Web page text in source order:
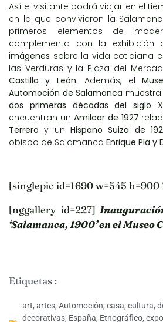
Así el visitante podrá viajar en el
en la que convivieron la
primeros elementos de
complementa con la exhibición
imágenes sobre la vida cotidiana
las Verduras y la Plaza del
Castilla y León. Además, el
Automoción de Salamanca
dos primeras décadas del siglo
encuentran un Amilcar de 1927
Terrero y un Hispano Suiza de
obispo de Salamanca Enrique Pla y
[singlepic id=1690 w=545 h=900
[nggallery id=227]
‘Salamanca, 1900’ en el Museo
Etiquetas :
art, artes, Automoción, casa, cultura,
decorativas, España, Etnográfico,